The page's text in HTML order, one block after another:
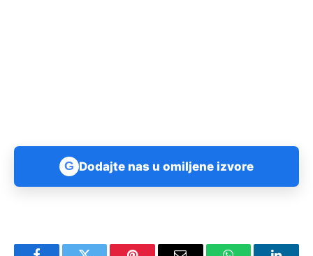
G Dodajte nas u omiljene izvore